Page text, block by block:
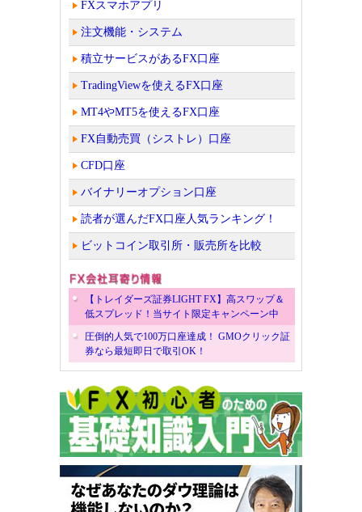
FXスマホアプリ
注文機能・システム
積立サービスがあるFX口座
TradingViewを使えるFX口座
MT4やMT5を使えるFX口座
FX自動売買（シストレ）口座
CFD口座
バイナリーオプション口座
読者が選んだFX口座人気ランキング！
ビットコイン取引所・販売所を比較
【トレイダーズ証券LIGHT FX】高スワップ＆
低スプレッド！当サイト限定キャンペーン中
圧倒的人気で100万口座達成！ GMOクリック証
券なら最短即日で取引OK！